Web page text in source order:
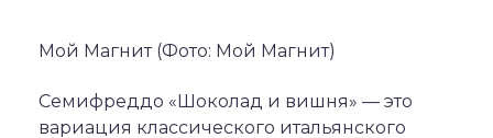
Мой Магнит (Фото: Мой Магнит)
Семифреддо «Шоколад и вишня» — это
вариация классического итальянского